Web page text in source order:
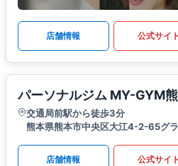
店舗情報 公式サイト
パーソナルジム MY-GYM
交通局前駅から徒歩3分
熊本県熊本市中央区大江4-2-65グ
店舗情報 公式サイト